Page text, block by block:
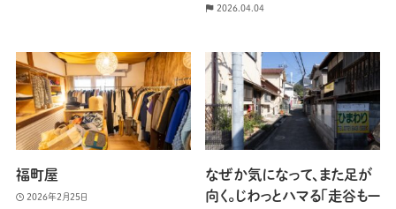
2026.04.04
福町屋
2026年2月25日
なぜか気になって、また足が
向く。じわっとハマる「走谷もー